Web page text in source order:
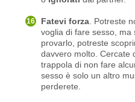
Fatevi forza . Potreste
voglia di fare sesso, ma
provarlo, potreste
davvero molto. Cercate
trappola di non fare
sesso è solo un altro
perderete.